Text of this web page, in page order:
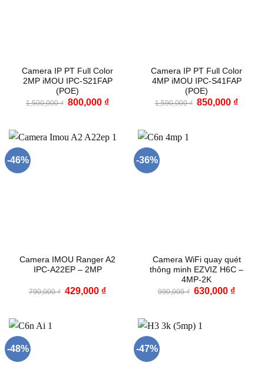
Camera IP PT Full Color
2MP iMOU IPC-S21FAP
(POE)
1,500,000₫ Giá
800,000 ₫Giá
800,000 ₫.
Camera IP PT Full Color
4MP iMOU IPC-S41FAP
(POE)
1,590,000₫ Giá
850,000 ₫Giá
-46%
Camera IMOU Ranger A2
IPC-A22EP – 2MP
790,000₫ Giá
429,000 ₫Giá
429,000 ₫.
-36%
Camera WiFi quay quét
thông minh EZVIZ H6C –
4MP-2K
990,000₫ Giá
630,000 ₫Giá
-48% -47%